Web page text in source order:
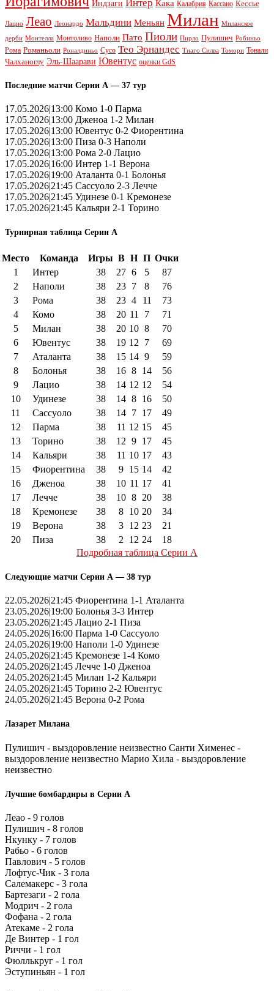
Индзаги Интер Кака Калабрия Кассано Кессье
Лацио Леао Леонардо Мальдини Меньян Милан Миланское
дерби Монтелла Монтоливо Наполи Пато Пиоли Пирло Пулишич Робиньо
Рома Романьоли Роналдиньо Сусо Тео Эрнандес Тиаго Силва Томори Тонали
Чалханоглу Эль-Шаарави Ювентус оценки GdS
Последние матчи Серии А — 37 тур
17.05.2026|13:00 Комо 1-0 Парма
17.05.2026|13:00 Дженоа 1-2 Милан
17.05.2026|13:00 Ювентус 0-2 Фиорентина
17.05.2026|13:00 Пиза 0-3 Наполи
17.05.2026|13:00 Рома 2-0 Лацио
17.05.2026|16:00 Интер 1-1 Верона
17.05.2026|19:00 Аталанта 0-1 Болонья
17.05.2026|21:45 Сассуоло 2-3 Лечче
17.05.2026|21:45 Удинезе 0-1 Кремонезе
17.05.2026|21:45 Кальяри 2-1 Торино
Турнирная таблица Серии А
Место Команда Игры В Н П Очки
1
Интер 38 27 6 5
87
2
Наполи 38 23 7 8
76
3
Рома 38 23 4 11
73
4
Комо 38 20 11 7
71
5
Милан 38 20 10 8
70
6
Ювентус 38 19 12 7
69
7
Аталанта 38 15 14 9
59
8
Болонья 38 16 8 14
56
9
Лацио 38 14 12 12
54
10
Удинезе 38 14 8 16
50
11
Сассуоло 38 14 7 17
49
12
Парма 38 11 12 15
45
13
Торино 38 12 9 17
45
14
Кальяри 38 11 10 17
43
15
Фиорентина 38 9 15 14
42
16
Дженоа 38 10 11 17
41
17
Лечче 38 10 8 20
38
18
Кремонезе 38 8 10 20
34
19
Верона 38 3 12 23
21
20
Пиза 38 2 12 24
18
Подробная таблица Серии А
Следующие матчи Серии А — 38 тур
22.05.2026|21:45 Фиорентина 1-1 Аталанта
23.05.2026|19:00 Болонья 3-3 Интер
23.05.2026|21:45 Лацио 2-1 Пиза
24.05.2026|16:00 Парма 1-0 Сассуоло
24.05.2026|19:00 Наполи 1-0 Удинезе
24.05.2026|21:45 Кремонезе 1-4 Комо
24.05.2026|21:45 Лечче 1-0 Дженоа
24.05.2026|21:45 Милан 1-2 Кальяри
24.05.2026|21:45 Торино 2-2 Ювентус
24.05.2026|21:45 Верона 0-2 Рома
Лазарет Милана
Пулишич - выздоровление неизвестно Санти Хименес -
выздоровление неизвестно Марио Хила - выздоровление
неизвестно
Лучшие бомбардиры в Серии А
Леао - 9 голов
Пулишич - 8 голов
Нкунку - 7 голов
Рабьо - 6 голов
Павлович - 5 голов
Лофтус-Чик - 3 гола
Салемакерс - 3 гола
Бартезаги - 2 гола
Модрич - 2 гола
Фофана - 2 гола
Атекаме - 2 гола
Де Винтер - 1 гол
Риччи - 1 гол
Фюллькруг - 1 гол
Эступиньян - 1 гол